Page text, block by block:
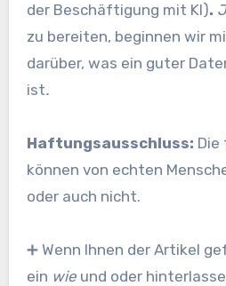
der Beschäftigung mit KI).
zu bereiten, beginnen wir
darüber, was ein guter
ist.
Haftungsausschluss:
können von echten
oder auch nicht.
➕ Wenn Ihnen der Artikel
ein wieund oder